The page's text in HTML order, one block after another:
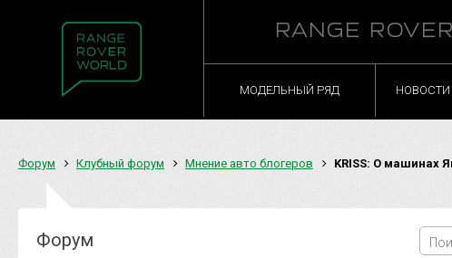
RANGE
МОДЕЛЬНЫЙ РЯД НОВОСТИ
Форум Клубный форум Мнение авто блогеров KRISS: О машинах
Форум